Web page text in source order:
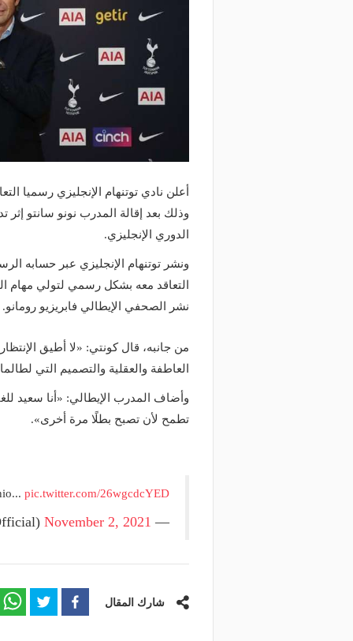
أعلن نادي توتنهام الإنجليزي رسميا
وذلك بعد إقالة المدرب نونو سانتو
الدوري الإنجليزي.
ونشر توتنهام الإنجليزي عبر حسابه
نشر الصحفي الإيطالي فابريزيو رومانو.
من جانبه، قال كونتي: «لا أطيق
العاطفة والعقلية والتصميم التي
وأضاف المدرب الإيطالي: «أنا سعيد
تطمح لأن تصبح بطلًا مرة أخرى».
pic.twitter.com/26wgcdcYED
— Tottenham Hotspur (@SpursOfficial)
November 2, 2021
شارك المقال